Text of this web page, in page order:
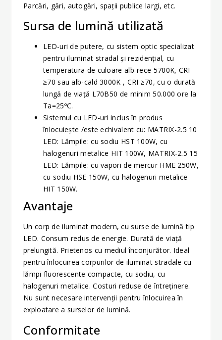
Parcări, gări, autogări, spaţii publice largi, etc.
Sursa de lumină utilizată
LED-uri de putere, cu sistem optic specializat
pentru iluminat stradal şi rezidenţial, cu
temperatura de culoare alb-rece 5700K, CRI
≥70 sau alb-cald 3000K , CRI ≥70, cu o durată
lungă de viaţă L70B50 de minim 50.000 ore la
Ta=25ºC.
Sistemul cu LED-uri inclus în produs
înlocuieşte /este echivalent cu: MATRIX-2.5 10
LED: Lămpile: cu sodiu HST 100W, cu
halogenuri metalice HIT 100W, MATRIX-2.5 15
LED: Lămpile: cu vapori de mercur HME 250W,
cu sodiu HSE 150W, cu halogenuri metalice
HIT 150W.
Avantaje
Un corp de iluminat modern, cu surse de lumină tip
LED. Consum redus de energie. Durată de viaţă
prelungită. Prietenos cu mediul înconjurător. Ideal
pentru înlocuirea corpurilor de iluminat stradale cu
lămpi fluorescente compacte, cu sodiu, cu
halogenuri metalice. Costuri reduse de întreţinere.
Nu sunt necesare intervenţii pentru înlocuirea în
exploatare a surselor de lumină.
Conformitate